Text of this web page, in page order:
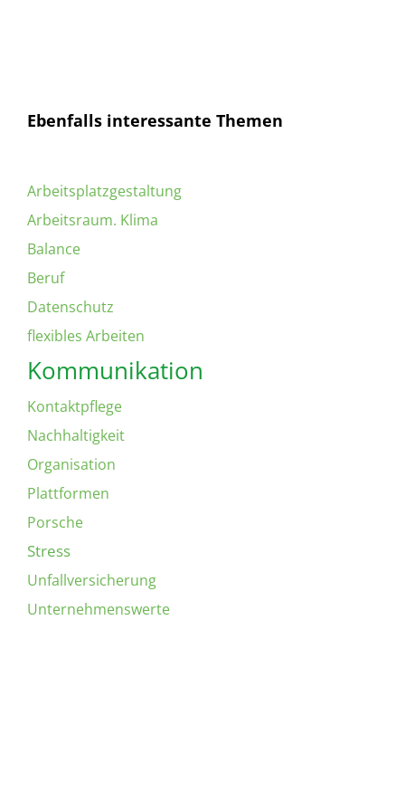
Ebenfalls interessante Themen
Arbeitsplatzgestaltung
Arbeitsraum. Klima
Balance
Beruf
Datenschutz
flexibles Arbeiten
Kommunikation
Kontaktpflege
Nachhaltigkeit
Organisation
Plattformen
Porsche
Stress
Unfallversicherung
Unternehmenswerte